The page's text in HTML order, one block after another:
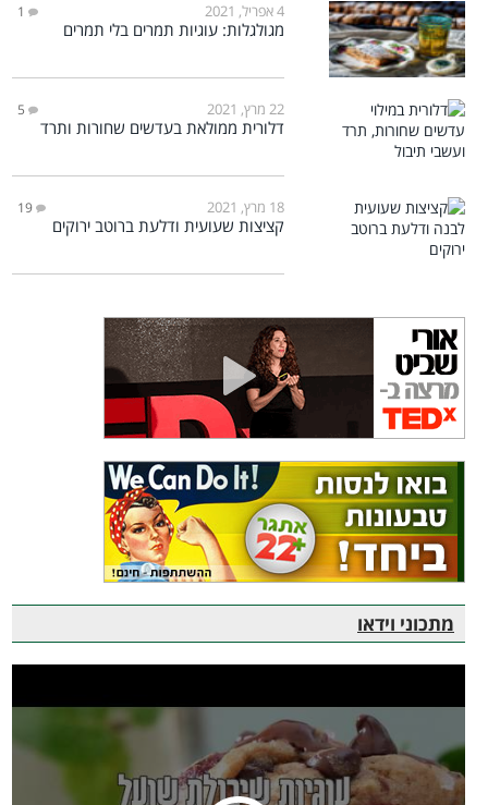
4 אפריל, 2021 1
מגולגלות: עוגיות תמרים בלי תמרים
22 מרץ, 2021 5
דלורית ממולאת בעדשים שחורות ותרד
18 מרץ, 2021 19
קציצות שעועית ודלעת ברוטב ירוקים
מתכוני וידאו